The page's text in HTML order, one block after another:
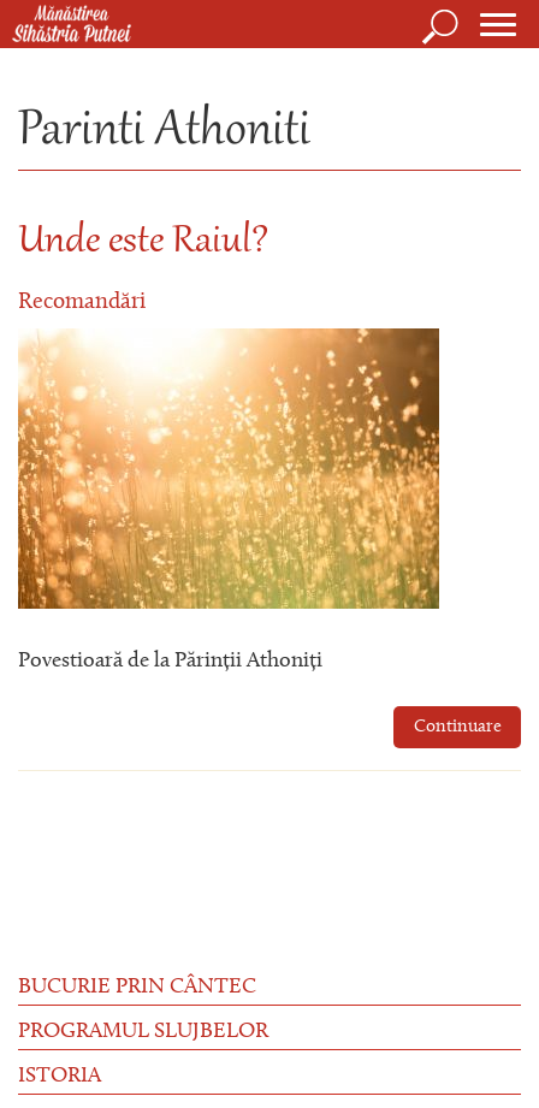
Mergi la conţinutul principal
Căutare
Parinti Athoniti
Unde este Raiul?
Recomandări
Povestioară de la Părinții Athoniți
Continuare
BUCURIE PRIN CÂNTEC
PROGRAMUL SLUJBELOR
ISTORIA